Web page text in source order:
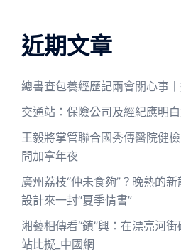
近期文章
總書查包養經歷記兩會關心事
交通站：保險公司及經紀應明
王毅將掌管聯合國秀傳醫院健
問加拿年夜
廣州荔枝“仲未食夠”？晚熟的
設計來一封“夏季情書”
湘藝相傳看“鎮”興：在漂亮河
站比擬_中國網